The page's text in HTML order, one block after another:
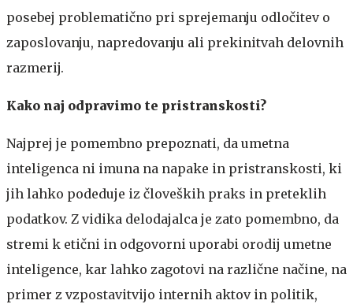
posebej problematično pri sprejemanju odločitev o
zaposlovanju, napredovanju ali prekinitvah delovnih
razmerij.
Kako naj odpravimo te pristranskosti?
Najprej je pomembno prepoznati, da umetna
inteligenca ni imuna na napake in pristranskosti, ki
jih lahko podeduje iz človeških praks in preteklih
podatkov. Z vidika delodajalca je zato pomembno, da
stremi k etični in odgovorni uporabi orodij umetne
inteligence, kar lahko zagotovi na različne načine, na
primer z vzpostavitvijo internih aktov in politik,